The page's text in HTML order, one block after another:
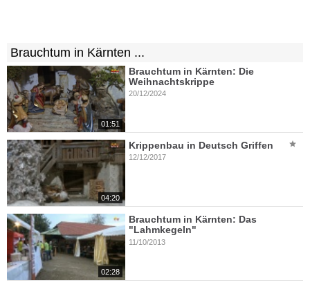
Brauchtum in Kärnten ...
01:51
Brauchtum in Kärnten: Die
Weihnachtskrippe
20/12/2024
04:20
Krippenbau in Deutsch Griffen
12/12/2017
02:28
Brauchtum in Kärnten: Das
"Lahmkegeln"
11/10/2013